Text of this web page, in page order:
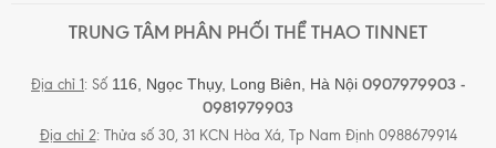
TRUNG TÂM PHÂN PHỐI THỂ THAO TINNET
Địa chỉ 1 : Số 116, Ngọc Thụy, Long Biên, Hà Nội 0907979903 -
0981979903
Địa chỉ 2: Thửa số 30, 31 KCN Hòa Xá, Tp Nam Định 0988679914